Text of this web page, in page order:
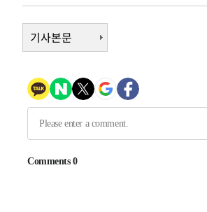
득표
-16796초 전 >"일본축구협회, 대한축구협
-9438초 전 >
-4803초 전 >"얼마나 더웠으면"…안동 물길
-4002초 전 > '2경기 연속 침묵' 손흥민, 톨루
-2754초 전 >이강인, 오늘 서울서 AT마드
2시간 전 >'여긴 20도, 저긴 50도'…열화상 카
-31064초 전 >
기사본문